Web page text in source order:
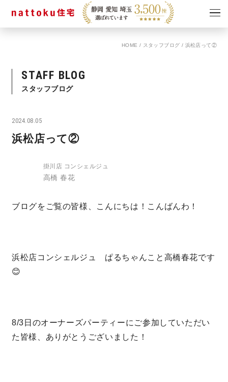
キャンペーン
ショールーム
スタッフブログ
営業時間／10:00～20:00 定休日／年末年始
HOME / スタッフブログ / 浜松店って②
STAFF BLOG
スタッフブログ
2024.08.05
浜松店って②
掛川店 コンシェルジュ
高橋 春花
ブログをご覧の皆様、こんにちは！こんばんわ！
浜松店コンシェルジュ ぱるちゃんこと高橋春花です
😊
8/3日のオーナーズパーティーにご参加していただい
た皆様、ありがとうございました！